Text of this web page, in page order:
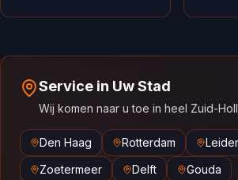
Service in Uw Stad
Wij komen naar u toe in heel Zuid-
Den Haag Rotterdam
Zoetermeer
Delft Gouda